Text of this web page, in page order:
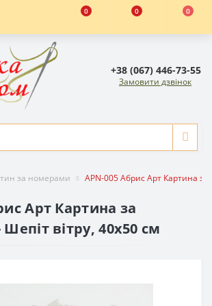
0 0 0
+38 (067) 446-73-55
Замовити дзвінок
за номерами APN-005 Абрис Арт Картина
Арт Картина за
вітру, 40x50 см